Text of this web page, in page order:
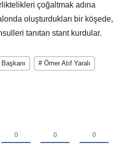
çoğaltmak adına
oluşturdukları bir köşede,
tanıtan stant kurdular.
# Ömer Atıf Yaralı